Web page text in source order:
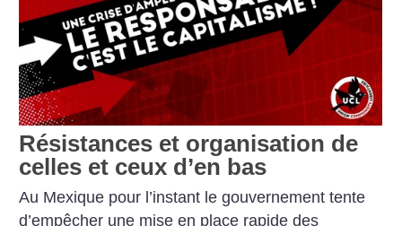
Résistances et organisation de
celles et ceux d’en bas
Au Mexique pour l’instant le gouvernement tente
d’empêcher une mise en place rapide des